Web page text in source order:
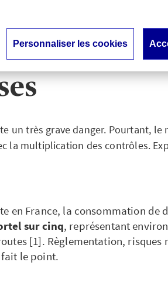
: un
les routes
un très grave danger. Pourtant, le
la multiplication des contrôles.
en France, la consommation de
sur cinq, représentant
[1]. Règlementation, risques
le point.
Personnaliser les cookies